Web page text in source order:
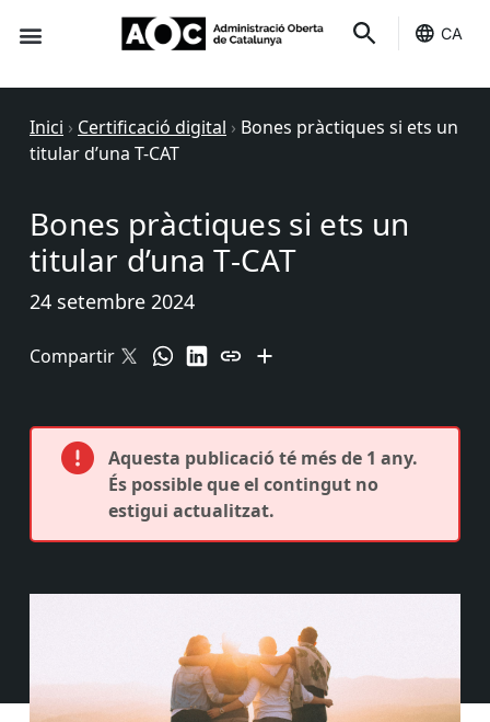
CA
Inici › Certificació digital › Bones pràctiques si ets un
titular d’una T-CAT
Bones pràctiques si ets un
titular d’una T-CAT
24 setembre 2024
Compartir
Aquesta publicació té més de 1 any.
És possible que el contingut no
estigui actualitzat.